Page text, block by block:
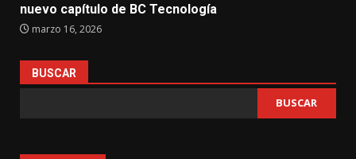
nuevo capítulo de BC Tecnología
marzo 16, 2026
BUSCAR
BUSCAR